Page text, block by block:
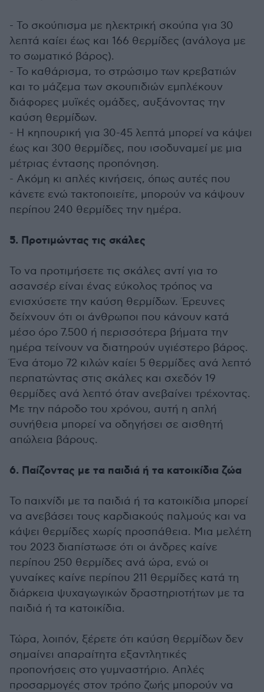
- Το σκούπισμα με ηλεκτρική σκούπα για 30
λεπτά καίει έως και 166 θερμίδες (ανάλογα με
το σωματικό βάρος).
- Το καθάρισμα, το στρώσιμο των κρεβατιών
και το μάζεμα των σκουπιδιών εμπλέκουν
διάφορες μυϊκές ομάδες, αυξάνοντας την
καύση θερμίδων.
- Η κηπουρική για 30-45 λεπτά μπορεί να κάψει
έως και 300 θερμίδες, που ισοδυναμεί με μια
μέτριας έντασης προπόνηση.
- Ακόμη κι απλές κινήσεις, όπως αυτές που
κάνετε ενώ τακτοποιείτε, μπορούν να κάψουν
περίπου 240 θερμίδες την ημέρα.
5. Προτιμώντας τις σκάλες
Το να προτιμήσετε τις σκάλες αντί για το
ασανσέρ είναι ένας εύκολος τρόπος να
ενισχύσετε την καύση θερμίδων. Έρευνες
δείχνουν ότι οι άνθρωποι που κάνουν κατά
μέσο όρο 7.500 ή περισσότερα βήματα την
ημέρα τείνουν να διατηρούν υγιέστερο βάρος.
Ένα άτομο 72 κιλών καίει 5 θερμίδες ανά λεπτό
περπατώντας στις σκάλες και σχεδόν 19
θερμίδες ανά λεπτό όταν ανεβαίνει τρέχοντας.
Με την πάροδο του χρόνου, αυτή η απλή
συνήθεια μπορεί να οδηγήσει σε αισθητή
απώλεια βάρους.
6. Παίζοντας με τα παιδιά ή τα κατοικίδια ζώα
Το παιχνίδι με τα παιδιά ή τα κατοικίδια μπορεί
να ανεβάσει τους καρδιακούς παλμούς και να
κάψει θερμίδες χωρίς προσπάθεια. Μια μελέτη
του 2023 διαπίστωσε ότι οι άνδρες καίνε
περίπου 250 θερμίδες ανά ώρα, ενώ οι
γυναίκες καίνε περίπου 211 θερμίδες κατά τη
διάρκεια ψυχαγωγικών δραστηριοτήτων με τα
παιδιά ή τα κατοικίδια.
Τώρα, λοιπόν, ξέρετε ότι καύση θερμίδων δεν
σημαίνει απαραίτητα εξαντλητικές
προπονήσεις στο γυμναστήριο. Απλές
προσαρμογές στον τρόπο ζωής μπορούν να